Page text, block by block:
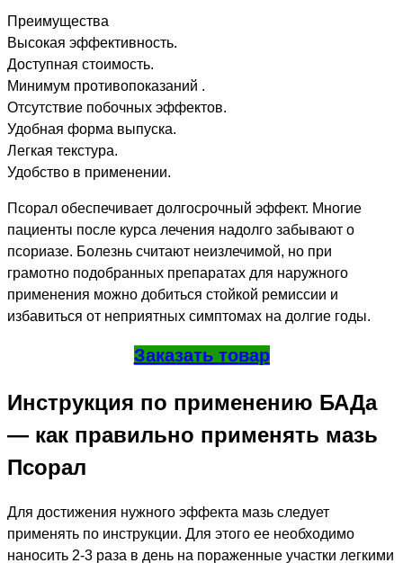
Преимущества
Высокая эффективность.
Доступная стоимость.
Минимум противопоказаний .
Отсутствие побочных эффектов.
Удобная форма выпуска.
Легкая текстура.
Удобство в применении.
Псорал обеспечивает долгосрочный эффект. Многие
пациенты после курса лечения надолго забывают о
псориазе. Болезнь считают неизлечимой, но при
грамотно подобранных препаратах для наружного
применения можно добиться стойкой ремиссии и
избавиться от неприятных симптомах на долгие годы.
Заказать товар
Инструкция по применению БАДа
— как правильно применять мазь
Псорал
Для достижения нужного эффекта мазь следует
применять по инструкции. Для этого ее необходимо
наносить 2-3 раза в день на пораженные участки легкими